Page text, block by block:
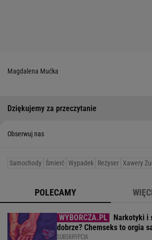
Magdalena Mućka
Dziękujemy za przeczytanie
Obserwuj nas
Samochody Śmierć Wypadek Reżyser Xawery
POLECAMY
Narkotyki i
dobrze? Chemseks to orgia
SUBSKRYPCJA